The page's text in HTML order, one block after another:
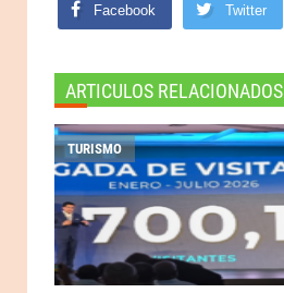
Facebook Twitter
ARTICULOS RELACIONADOS
TURISMO